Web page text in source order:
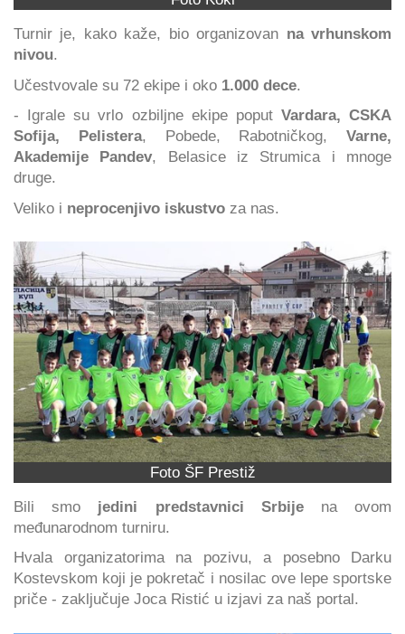
Turnir je, kako kaže, bio organizovan na vrhunskom
nivou.
Učestvovale su 72 ekipe i oko 1.000 dece.
- Igrale su vrlo ozbiljne ekipe poput Vardara, CSKA
Sofija, Pelistera, Pobede, Rabotničkog, Varne,
Akademije Pandev, Belasice iz Strumica i mnoge
druge.
Veliko i neprocenjivo iskustvo za nas.
Foto ŠF Prestiž
Bili smo jedini predstavnici Srbijena ovom
međunarodnom turniru.
Hvala organizatorima na pozivu, a posebno Darku
Kostevskom koji je pokretač i nosilac ove lepe sportske
priče - zaključuje Joca Ristić u izjavi za naš portal.